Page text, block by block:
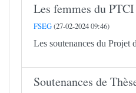
Les femmes du
FSEG(27-02-2024 09:46)
Les soutenances du Projet
Soutenances de